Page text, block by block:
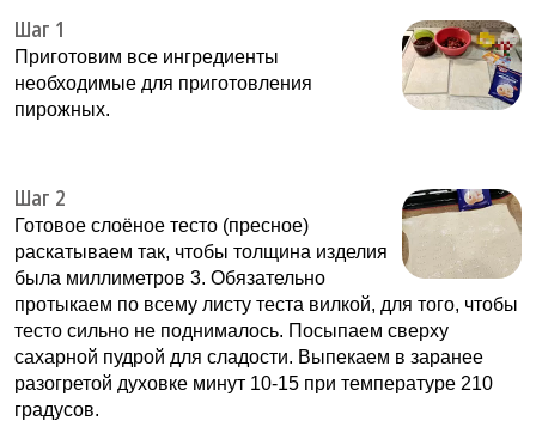
Шаг 1
Приготовим все ингредиенты
необходимые для приготовления
пирожных.
Шаг 2
Готовое слоёное тесто (пресное)
раскатываем так, чтобы толщина изделия
была миллиметров 3. Обязательно
протыкаем по всему листу теста вилкой, для того, чтобы
тесто сильно не поднималось. Посыпаем сверху
сахарной пудрой для сладости. Выпекаем в заранее
разогретой духовке минут 10-15 при температуре 210
градусов.